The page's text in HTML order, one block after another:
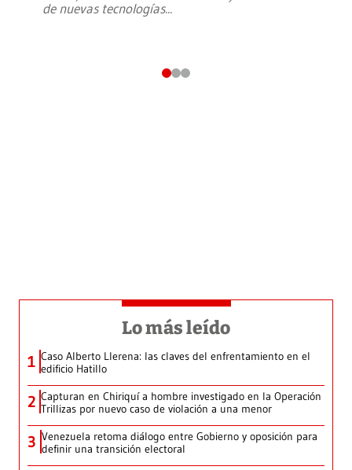
de nuevas tecnologías...
Lo más leído
1 Caso Alberto Llerena: las claves del enfrentamiento en el
edificio Hatillo
2 Capturan en Chiriquí a hombre investigado en la Operación
Trillizas por nuevo caso de violación a una menor
3 Venezuela retoma diálogo entre Gobierno y oposición para
definir una transición electoral